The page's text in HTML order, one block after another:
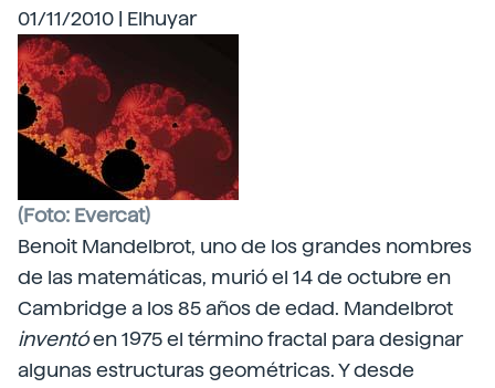
01/11/2010 | Elhuyar
(Foto: Evercat)
Benoit Mandelbrot, uno de los grandes nombres
de las matemáticas, murió el 14 de octubre en
Cambridge a los 85 años de edad. Mandelbrot
inventóen 1975 el término fractal para designar
algunas estructuras geométricas. Y desde